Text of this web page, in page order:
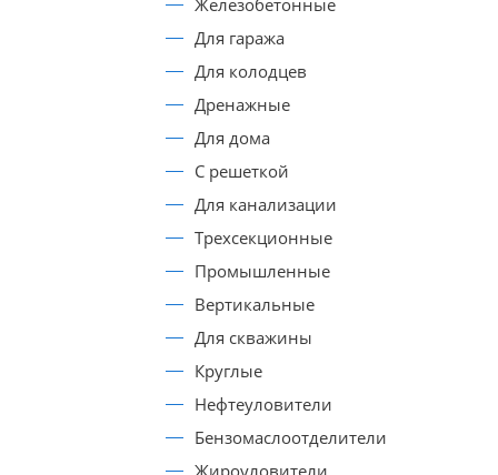
Железобетонные
Для гаража
Для колодцев
Дренажные
Для дома
С решеткой
Для канализации
Трехсекционные
Промышленные
Вертикальные
Для скважины
Круглые
Нефтеуловители
Бензомаслоотделители
Жироуловители